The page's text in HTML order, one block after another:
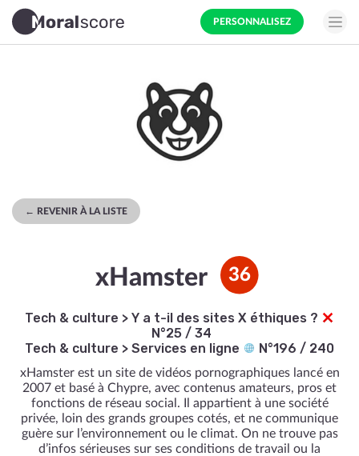
PERSONNALISEZ
← REVENIR À LA LISTE
xHamster 36
Tech & culture > Y a t-il des sites X éthiques ?
N°25 / 34
Tech & culture > Services en ligne N°196 / 240
xHamster est un site de vidéos pornographiques lancé en
2007 et basé à Chypre, avec contenus amateurs, pros et
fonctions de réseau social. Il appartient à une société
privée, loin des grands groupes cotés, et ne communique
guère sur l’environnement ou le climat. On ne trouve pas
d’infos sérieuses sur ses conditions de travail ou la